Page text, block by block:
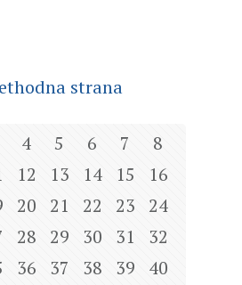
strana
4 5 6 7
8
12 13 14 15
16
20 21 22 23
24
28 29 30 31
32
36 37 38 39
40